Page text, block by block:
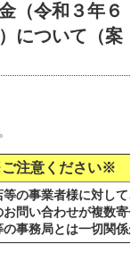
（令和３年６
について（案
注意ください※
の事業者様に対して
問い合わせが複数寄
事務局とは一切関係